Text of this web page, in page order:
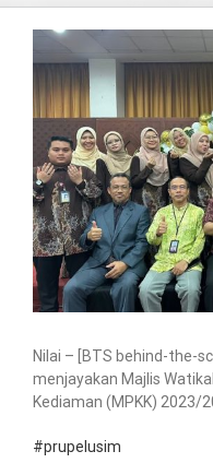
Nilai – [BTS behind-the-
menjayakan Majlis
Kediaman (MPKK) 2023/
#prupelusim